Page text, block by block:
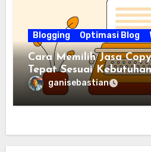
Blogging Optimasi Blog
Cara Memilih Jasa
Tepat Sesuai
ganisebastian